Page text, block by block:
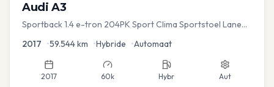
Audi A3
Sportback 1.4 e-tron 204PK Sport Clima Sportstoel Lane
2017 •59.544km •Hybride •Automaat
2017 60k Hybr Aut